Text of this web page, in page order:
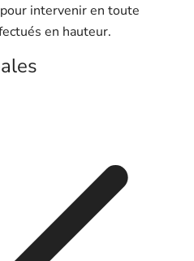
intervenir en toute
en hauteur.